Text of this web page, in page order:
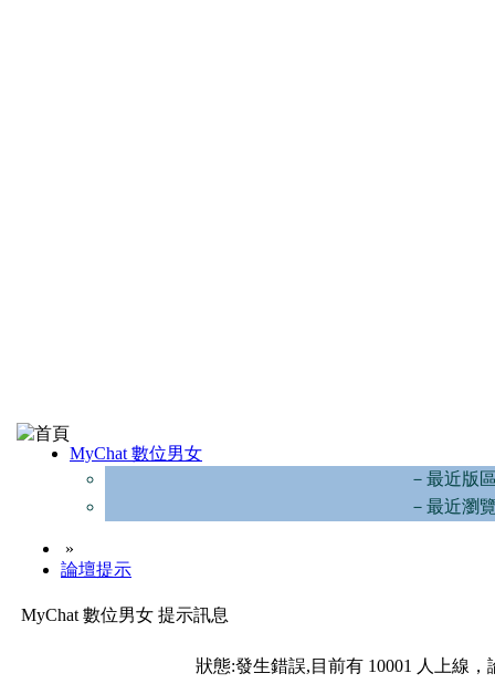
MyChat 數位男女
－最近版
－最近瀏
»
論壇提示
MyChat 數位男女 提示訊息
狀態:發生錯誤,目前有 10001 人上線